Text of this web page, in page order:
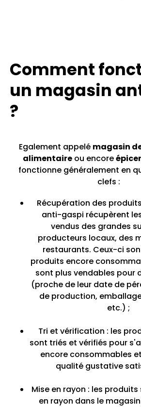
Comment
un magasin
?
Egalement appelé magasin
alimentaireou encore
fonctionne généralement en
clefs :
Récupération des
anti-gaspi récupèrent
vendus des grandes
producteurs locaux, des
restaurants. Ceux-ci
produits encore
sont plus vendables pour
(proche de leur date de
de production,
etc.) ;
Tri et vérification : les
sont triés et vérifiés pour
encore consommables
qualité gustative
Mise en rayon : les
en rayon dans le